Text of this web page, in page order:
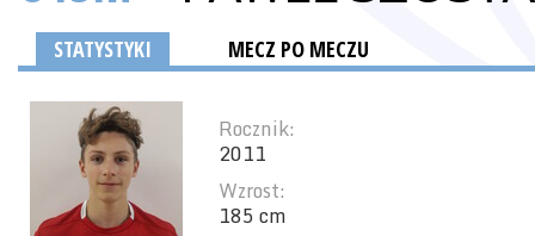
STATYSTYKI MECZ PO MECZU
Rocznik:
2011
Wzrost:
185 cm